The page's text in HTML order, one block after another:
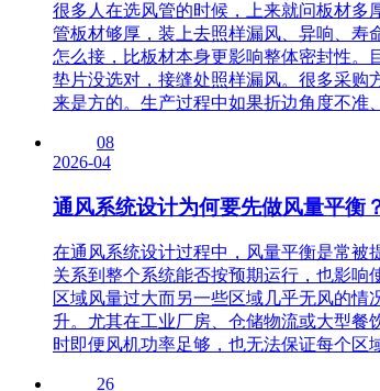
很多人在选风管的时候，上来就问板材多
管板材够厚，装上去照样漏风、异响、寿
怎么接，比板材本身更影响整体密封性。
垫片没选对，接缝处照样漏风。很多采购
来是方的。生产过程中如果折边角度不准
08
2026-04
通风系统设计为何要先做风量平衡
在通风系统设计过程中，风量平衡是常被
关系到整个系统能否按预期运行，也影
区域风量过大而另一些区域几乎无风的
升。尤其在工业厂房、仓储物流或大型餐
时即便风机功率足够，也无法保证每个区
26